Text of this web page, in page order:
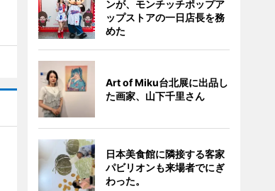
ンが、モンチッチポップア
ップストアの一日店長を務
めた
Art of Miku台北展に出品し
た画家、山下千里さん
日本美食館に隣接する客家
パビリオンも来場者でにぎ
わった。